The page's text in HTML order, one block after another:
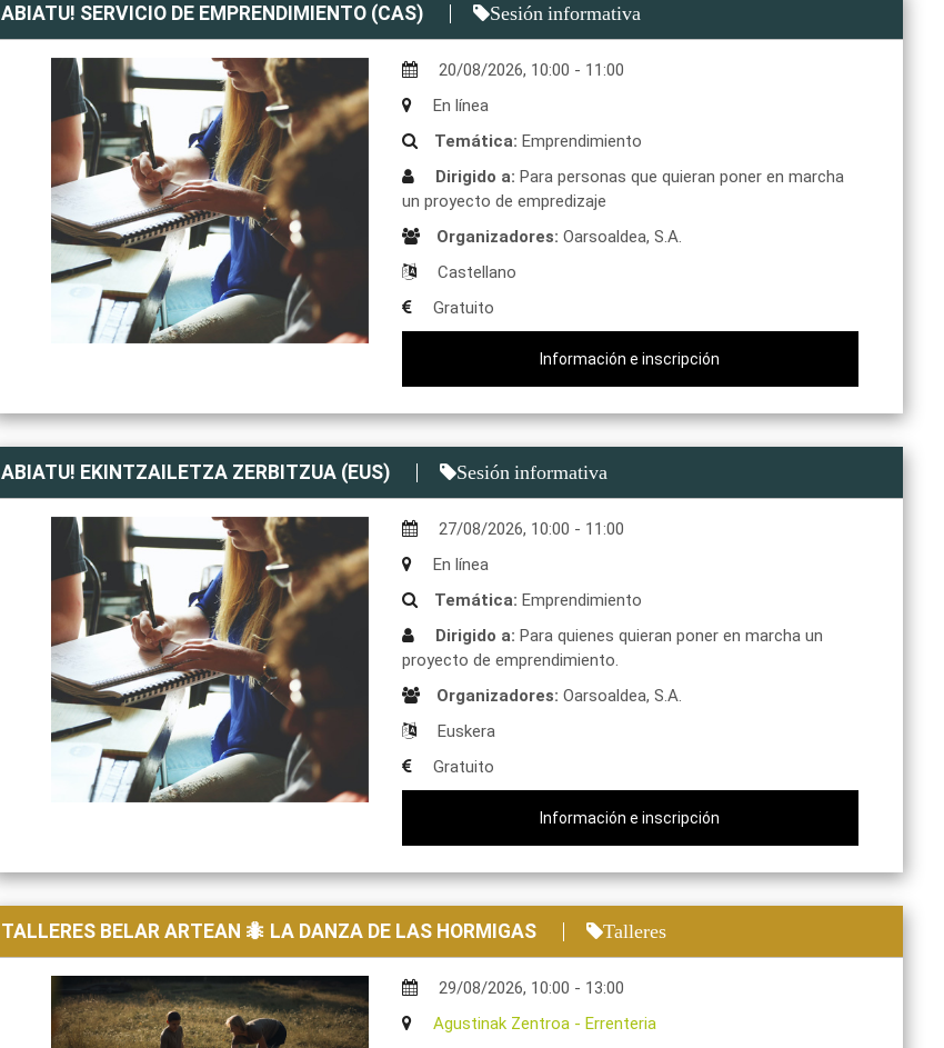
ABIATU! SERVICIO DE EMPRENDIMIENTO (CAS) Sesión informativa
20/08/2026, 10:00 - 11:00
En línea
Temática: Emprendimiento
Dirigido a: Para personas que quieran poner en marcha
un proyecto de empredizaje
Organizadores: Oarsoaldea, S.A.
Castellano
Gratuito
Información e inscripción
ABIATU! EKINTZAILETZA ZERBITZUA (EUS) Sesión informativa
27/08/2026, 10:00 - 11:00
En línea
Temática: Emprendimiento
Dirigido a: Para quienes quieran poner en marcha un
proyecto de emprendimiento.
Organizadores: Oarsoaldea, S.A.
Euskera
Gratuito
Información e inscripción
TALLERES BELAR ARTEAN 🐜 LA DANZA DE LAS HORMIGAS Talleres
29/08/2026, 10:00 - 13:00
Agustinak Zentroa - Errenteria